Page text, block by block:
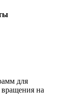
для
вращения на